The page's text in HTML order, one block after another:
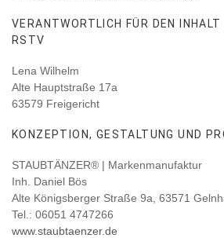
VERANTWORTLICH FÜR DEN
RSTV
Lena Wilhelm
Alte Hauptstraße 17a
63579 Freigericht
KONZEPTION, GESTALTUNG UND
STAUBTÄNZER® | Markenmanufaktur
Inh. Daniel Bös
Alte Königsberger Straße 9a, 63571
Tel.: 06051 4747266
www.staubtaenzer.de